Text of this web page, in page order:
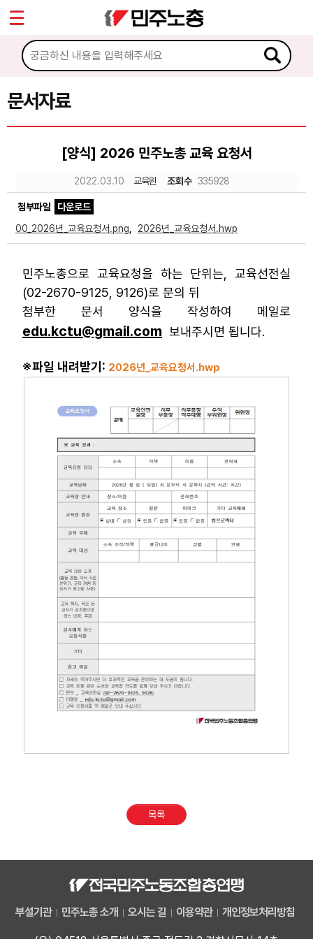
문서자료
[양식] 2026 민주노총 교육 요청서
2022.03.10 교육원 조회수 335928
첨부파일
다운로드
00_2026년_교육요청서.png
2026년_교육요청서.hwp
민주노총으로 교육요청을 하는 단위는, 교육선전실
(02-2670-9125, 9126)로 문의 뒤
첨부한 문서 양식을 작성하여 메일로
edu.kctu@gmail.com 보내주시면 됩니다.
※파일 내려받기: 2026년_교육요청서.hwp
목록
부설기관 민주노총 소개 오시는 길 이용약관 개인정보처리방침
마이페이지
소개
소식
문서자료
미디어자료
카드뉴스
부설기관
업무
Sketchbook5, 스케치북5
Sketchbook5, 스케치북5